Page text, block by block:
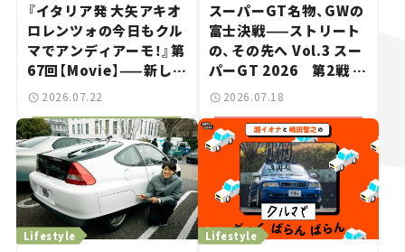
『イタリア発 大矢アキオ
ロレンツォの今日もクル
マでアンディアーモ！』第
67回【Movie】——新しい
スーパーカーショーで起
2026.07.22
スーパーGT名物、GWの
富士決戦——ストリート
の、その先へ Vol.3 スー
パーGT 2026 第2戦 富
士スピードウェイ
2026.07.18
Lifestyle Lifestyle